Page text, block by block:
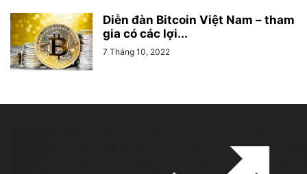
Diễn đàn Bitcoin Việt Nam – tham
gia có các lợi...
7 Tháng 10, 2022